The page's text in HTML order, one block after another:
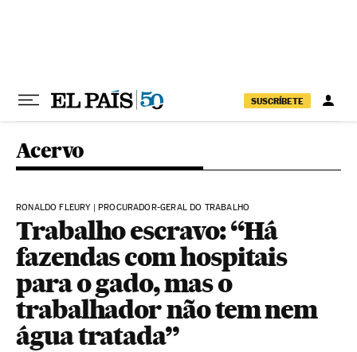
SUSCRÍBETE
Acervo
RONALDO FLEURY | PROCURADOR-GERAL DO TRABALHO
Trabalho escravo: “Há
fazendas com hospitais
para o gado, mas o
trabalhador não tem nem
água tratada”